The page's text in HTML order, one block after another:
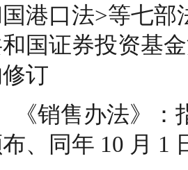
港口法>等七部
和国证券投资基
订
布、同年 10 月 1